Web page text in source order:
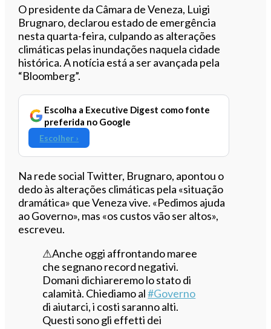
Ouvir este artigo
O presidente da Câmara de Veneza, Luigi
Brugnaro, declarou estado de emergência
nesta quarta-feira, culpando as alterações
climáticas pelas inundações naquela cidade
histórica. A notícia está a ser avançada pela
“Bloomberg”.
Escolha a Executive Digest como fonte
preferida no Google
Escolher ›
Na rede social Twitter, Brugnaro, apontou o
dedo às alterações climáticas pela «situação
dramática» que Veneza vive. «Pedimos ajuda
ao Governo», mas «os custos vão ser altos»,
escreveu.
⚠Anche oggi affrontando maree
che segnano record negativi.
Domani dichiareremo lo stato di
calamità. Chiediamo al#Governo
di aiutarci, i costi saranno alti.
Questi sono gli effetti dei